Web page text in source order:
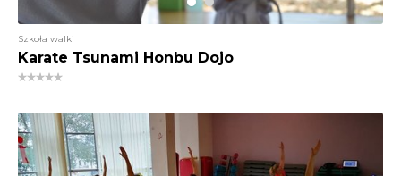
Szkoła walki
Karate Tsunami Honbu Dojo